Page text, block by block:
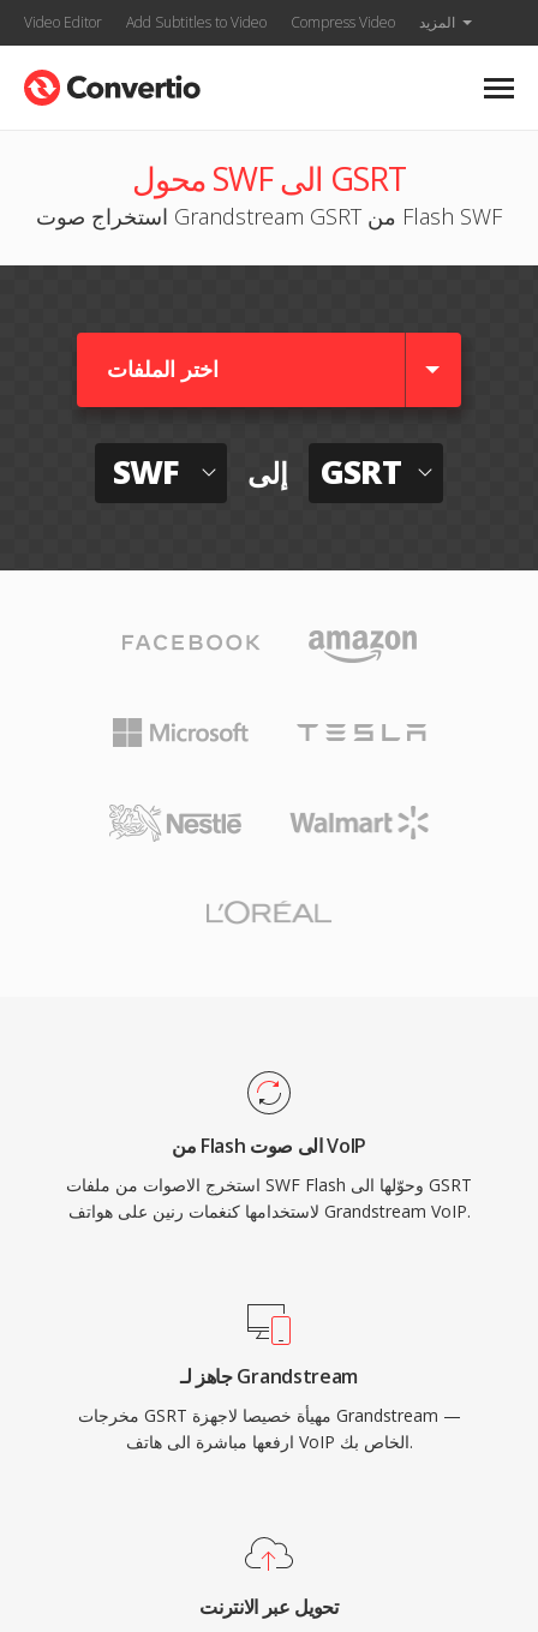
Video Editor Add Subtitles to Video Compress Video المزيد
محول SWF الى GSRT
استخراج صوت Grandstream GSRT من Flash SWF
اختر الملفات
SWF إلى GSRT
من Flash الى صوت VoIP
استخرج الاصوات من ملفات SWF Flash وحوّلها الى GSRT
لاستخدامها كنغمات رنين على هواتف Grandstream VoIP.
جاهز لـ Grandstream
مخرجات GSRT مهيأة خصيصا لاجهزة Grandstream —
ارفعها مباشرة الى هاتف VoIP الخاص بك.
تحويل عبر الانترنت